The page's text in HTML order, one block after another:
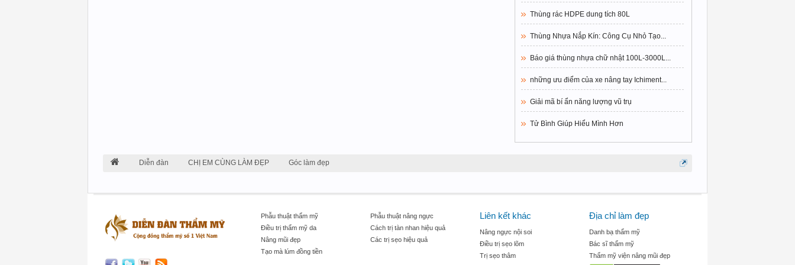
Thùng rác HDPE dung tích 80L
Thùng Nhựa Nắp Kín: Công Cụ Nhỏ Tạo...
Báo giá thùng nhựa chữ nhật 100L-3000L...
những ưu điểm của xe nâng tay Ichiment...
Giải mã bí ẩn năng lượng vũ trụ
Tử Bình Giúp Hiểu Mình Hơn
Diễn đàn CHỊ EM CÙNG LÀM ĐẸP Góc làm đẹp
Phẫu thuật thẩm mỹ
Điều trị thẩm mỹ da
Nâng mũi đẹp
Tạo mà lúm đồng tiền
Phẫu thuật nâng ngực
Cách trị tàn nhan hiệu quả
Các trị sẹo hiệu quả
Liên kết khác
Nâng ngực nội soi
Điều trị sẹo lõm
Trị sẹo thâm
Địa chỉ làm đẹp
Danh bạ thẩm mỹ
Bác sĩ thẩm mỹ
Thẩm mỹ viện nâng mũi đẹp